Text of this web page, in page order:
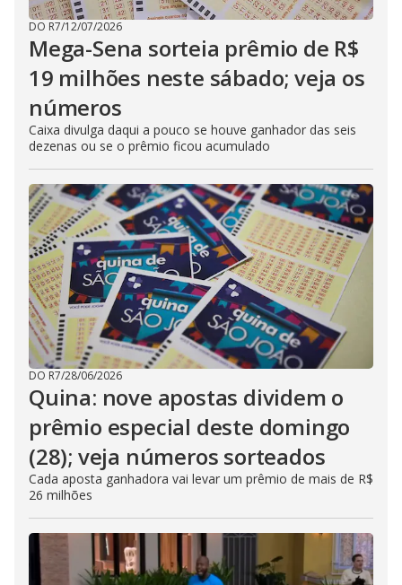
DO R7/12/07/2026
Mega-Sena sorteia prêmio de R$
19 milhões neste sábado; veja os
números
Caixa divulga daqui a pouco se houve ganhador das seis
dezenas ou se o prêmio ficou acumulado
DO R7/28/06/2026
Quina: nove apostas dividem o
prêmio especial deste domingo
(28); veja números sorteados
Cada aposta ganhadora vai levar um prêmio de mais de R$
26 milhões